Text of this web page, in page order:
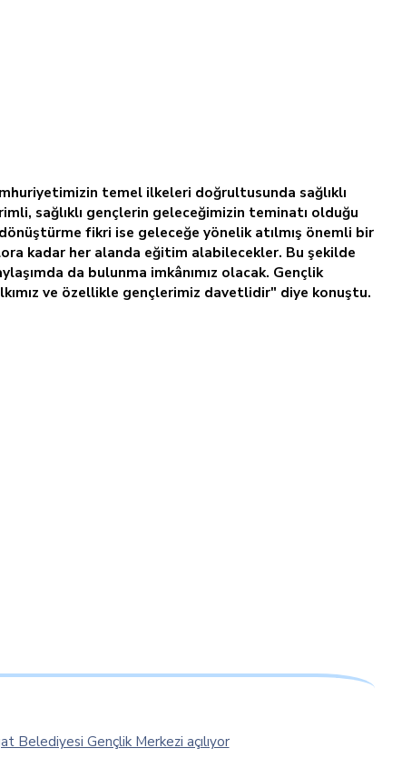
temel ilkeleri doğrultusunda sağlıklı
sağlıklı gençlerin geleceğimizin teminatı olduğu
fikri ise geleceğe yönelik atılmış önemli bir
kadar her alanda eğitim alabilecekler. Bu şekilde
da bulunma imkânımız olacak. Gençlik
ve özellikle gençlerimiz davetlidir" diye konuştu.
Belediyesi Gençlik Merkezi açılıyor